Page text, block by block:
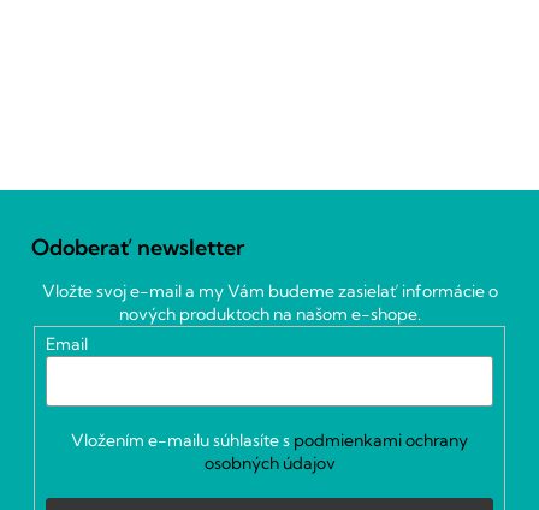
Odoberať newsletter
Vložte svoj e-mail a my Vám budeme zasielať informácie o
nových produktoch na našom e-shope.
Email
Vložením e-mailu súhlasíte s podmienkami ochrany
osobných údajov